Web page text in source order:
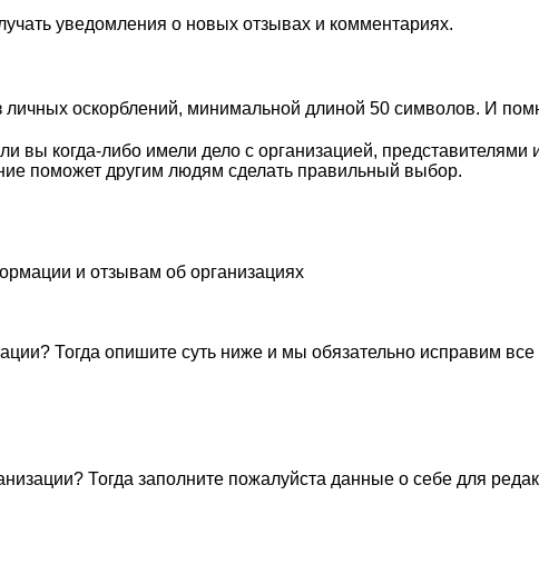
уведомления о новых отзывах и комментариях.
оскорблений, минимальной длиной 50 символов. И
вы когда-либо имели дело с организацией,
поможет другим людям сделать правильный выбор.
и отзывам об организациях
Тогда опишите суть ниже и мы обязательно исправим
Тогда заполните пожалуйста данные о себе для